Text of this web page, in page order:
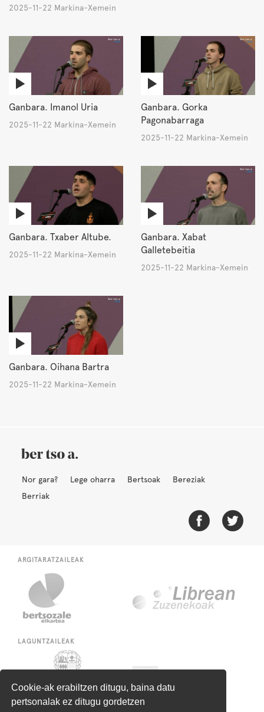
Cookie-ak erabiltzen ditugu, baina datu
pertsonalak ez ditugu gordetzen
2025-11-22 Markina-Xemein
Ganbara. Imanol Uria
2025-11-22 Markina-Xemein
Ganbara. Gorka
Pagonabarraga
2025-11-22 Markina-Xemein
Ganbara. Txaber Altube.
2025-11-22 Markina-Xemein
Ganbara. Xabat
Galletebeitia
2025-11-22 Markina-Xemein
Ganbara. Oihana Bartra
2025-11-22 Markina-Xemein
Nor gara? Lege oharra Bertsoak
Bereziak
Berriak
ARGITARATZAILEAK
LAGUNTZAILEAK